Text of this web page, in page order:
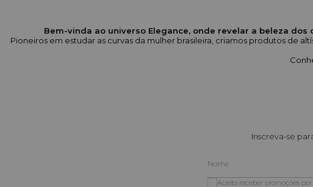
Bem-vinda ao universo Elegance, onde revelar a beleza
Pioneiros em estudar as curvas da mulher brasileira, criamos produtos de
Inscreva-se
Aceito receber promoções